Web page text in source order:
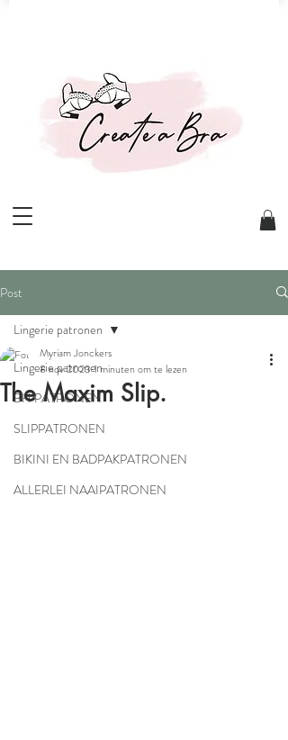
Post
Lingerie patronen
BH PATRONEN
SLIPPATRONEN
BIKINI EN BADPAKPATRONEN
ALLERLEI NAAIPATRONEN
Lingerie patronen
The Maxim Slip.
Myriam Jonckers
8 nov 20231 minuten om te lezen